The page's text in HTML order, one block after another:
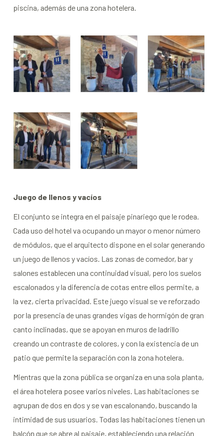
piscina, además de una zona hotelera.
Juego de llenos y vacíos
El conjunto se integra en el paisaje pinariego que le rodea.
Cada uso del hotel va ocupando un mayor o menor número
de módulos, que el arquitecto dispone en el solar generando
un juego de llenos y vacíos. Las zonas de comedor, bar y
salones establecen una continuidad visual, pero los suelos
escalonados y la diferencia de cotas entre ellos permite, a
la vez, cierta privacidad. Este juego visual se ve reforzado
por la presencia de unas grandes vigas de hormigón de gran
canto inclinadas, que se apoyan en muros de ladrillo
creando un contraste de colores, y con la existencia de un
patio que permite la separación con la zona hotelera.
Mientras que la zona pública se organiza en una sola planta,
el área hotelera posee varios niveles. Las habitaciones se
agrupan de dos en dos y se van escalonando, buscando la
intimidad de sus usuarios. Todas las habitaciones tienen un
balcón que se abre al paisaje, estableciendo una relación